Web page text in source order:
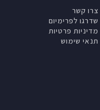
צרו קשר
שדרגו לפרימיום
מדיניות פרטיות
תנאי שימוש